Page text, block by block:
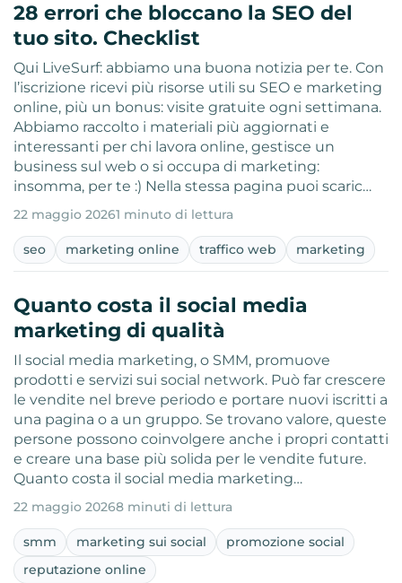
28 errori che bloccano la SEO del
tuo sito. Checklist
Qui LiveSurf: abbiamo una buona notizia per te. Con
l’iscrizione ricevi più risorse utili su SEO e marketing
online, più un bonus: visite gratuite ogni settimana.
Abbiamo raccolto i materiali più aggiornati e
interessanti per chi lavora online, gestisce un
business sul web o si occupa di marketing:
insomma, per te :) Nella stessa pagina puoi scaric…
22 maggio 20261 minuto di lettura
seo marketing online traffico web marketing
Quanto costa il social media
marketing di qualità
Il social media marketing, o SMM, promuove
prodotti e servizi sui social network. Può far crescere
le vendite nel breve periodo e portare nuovi iscritti a
una pagina o a un gruppo. Se trovano valore, queste
persone possono coinvolgere anche i propri contatti
e creare una base più solida per le vendite future.
Quanto costa il social media marketing…
22 maggio 20268 minuti di lettura
smm marketing sui social
promozione social
reputazione online